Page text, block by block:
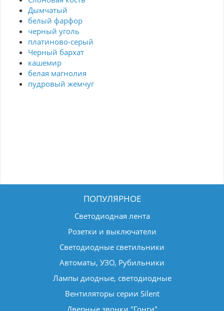
Дымчатый
белый фарфор
черный уголь
платиново-серый
Черный бархат
кашемир
белая магнолия
пудровый жемчуг
ПОПУЛЯРНОЕ
Светодиодная лента
Розетки и выключатели
Светодиодные светильники
Автоматы, УЗО, Рубильники
Лампы диодные, светодиодные
Вентиляторы серии Silent
Дверные звонки "Гонги"